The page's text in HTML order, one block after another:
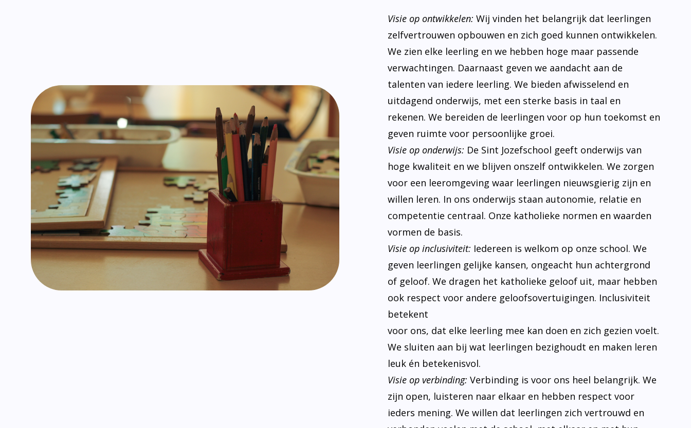
Visie op ontwikkelen: Wij vinden het belangrijk dat leerlingen
zelfvertrouwen opbouwen en zich goed kunnen ontwikkelen.
We zien elke leerling en we hebben hoge maar passende
verwachtingen. Daarnaast geven we aandacht aan de
talenten van iedere leerling. We bieden afwisselend en
uitdagend onderwijs, met een sterke basis in taal en
rekenen. We bereiden de leerlingen voor op hun toekomst en
geven ruimte voor persoonlijke groei.
Visie op onderwijs: De Sint Jozefschool geeft onderwijs van
hoge kwaliteit en we blijven onszelf ontwikkelen. We zorgen
voor een leeromgeving waar leerlingen nieuwsgierig zijn en
willen leren. In ons onderwijs staan autonomie, relatie en
competentie centraal. Onze katholieke normen en waarden
vormen de basis.
Visie op inclusiviteit: Iedereen is welkom op onze school. We
geven leerlingen gelijke kansen, ongeacht hun achtergrond
of geloof. We dragen het katholieke geloof uit, maar hebben
ook respect voor andere geloofsovertuigingen. Inclusiviteit
betekent
voor ons, dat elke leerling mee kan doen en zich gezien voelt.
We sluiten aan bij wat leerlingen bezighoudt en maken leren
leuk én betekenisvol.
Visie op verbinding: Verbinding is voor ons heel belangrijk. We
zijn open, luisteren naar elkaar en hebben respect voor
ieders mening. We willen dat leerlingen zich vertrouwd en